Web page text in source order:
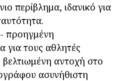
περίβλημα, ιδανικό για
προηγμένη
για τους αθλητές
αντοχή στο
ασυνήθιστη